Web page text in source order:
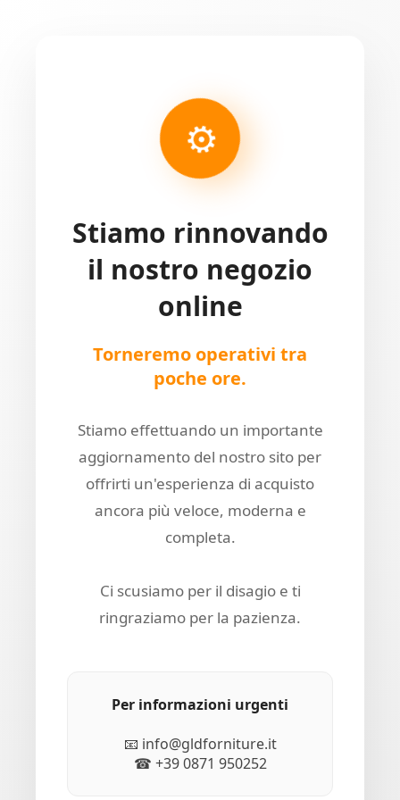
⚙
Stiamo rinnovando
il nostro negozio
online
Torneremo operativi tra
poche ore.
Stiamo effettuando un importante
aggiornamento del nostro sito per
offrirti un'esperienza di acquisto
ancora più veloce, moderna e
completa.
Ci scusiamo per il disagio e ti
ringraziamo per la pazienza.
Per informazioni urgenti
📧 info@gldforniture.it
☎ +39 0871 950252